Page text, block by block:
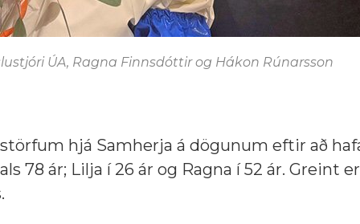
ÚA, Ragna Finnsdóttir og Hákon Rúnarsson
hjá Samherja á dögunum eftir að
78 ár; Lilja í 26 ár og Ragna í 52 ár. Greint